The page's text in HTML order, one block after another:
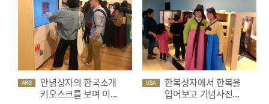
ARG
안녕상자의 한국소개
키오스크를 보며 이...
USA
한복상자에서 한복을
입어보고 기념사진...